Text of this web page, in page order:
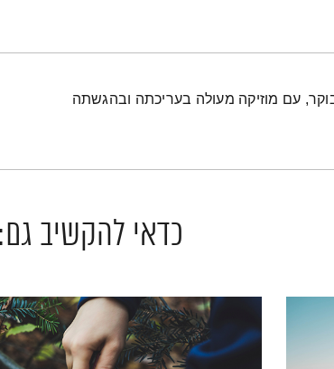
עם מוזיקה מעולה בעריכתה ובהגשתה
כדאי להקשיב גם: